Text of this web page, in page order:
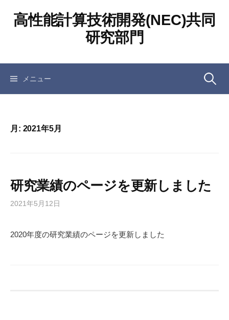
キ
高性能計算技術開発(NEC)共同
研究部門
メニュー 検
月: 2021年5月
研究業績のページを更新しました
2021年5月12日
2020年度の研究業績のページを更新しました